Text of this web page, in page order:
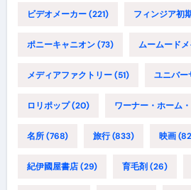
ビデオメーカー(221) フィンジア初
ポニーキャニオン(73) ムームード
メディアファクトリー(51) ユニバー
ロリポップ(20) ワーナー・ホーム
名所(768) 旅行(833) 映画
紀伊國屋書店(29) 育毛剤(26)